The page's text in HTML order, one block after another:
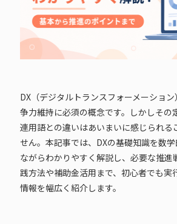
DX（デジタルトランスフォーメーショ
争力維持に必須の概念です。しかしその
連用語との違いはあいまいに感じられる
せん。本記事では、DXの基礎知識を数
ながらわかりやすく解説し、必要な推進
践方法や補助金活用まで、初心者でも実
情報を幅広く紹介します。